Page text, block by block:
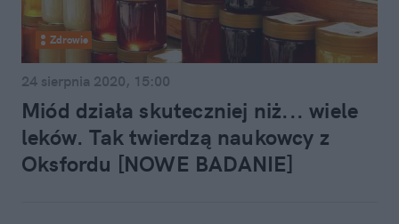
Zdrowie
24 sierpnia 2020, 15:00
Miód działa skuteczniej niż... wiele
leków. Tak twierdzą naukowcy z
Oksfordu [NOWE BADANIE]